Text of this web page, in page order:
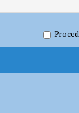
subito la